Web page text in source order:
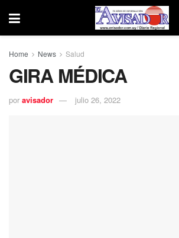
Home News Salud
GIRA MÉDICA
por avisador julio 26, 2022